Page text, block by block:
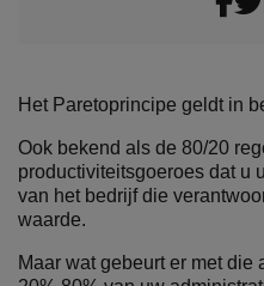
Het Paretoprincipe geldt in
Ook bekend als de 80/20
productiviteitsgoeroes dat u
van het bedrijf die
waarde.
Maar wat gebeurt er met